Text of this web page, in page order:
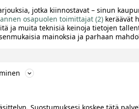
jotka kiinnostavat – sinun
osapuolen toimittajat (2) keräävät
ja muita teknisiä keinoja tietojen
mainoksia ja parhaan